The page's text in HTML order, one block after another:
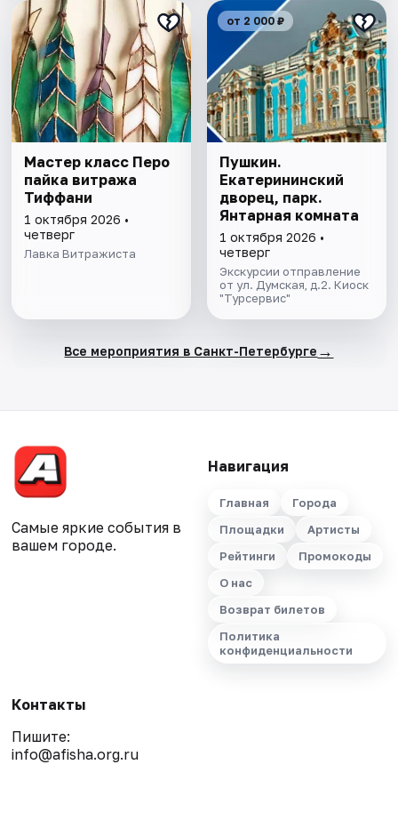
Мастер класс Перо
пайка витража
Тиффани
1 октября 2026 •
четверг
Лавка Витражиста
от 2 000 ₽
Пушкин.
Екатерининский
дворец, парк.
Янтарная комната
1 октября 2026 •
четверг
Экскурсии отправление
от ул. Думская, д.2. Киоск
"Турсервис"
Все мероприятия в Санкт-Петербурге →
Самые яркие события в
вашем городе.
Навигация
Главная
Города
Площадки
Артисты
Рейтинги
Промокоды
О нас
Возврат билетов
Политика
конфиденциальности
Контакты
Пишите:
info@afisha.org.ru